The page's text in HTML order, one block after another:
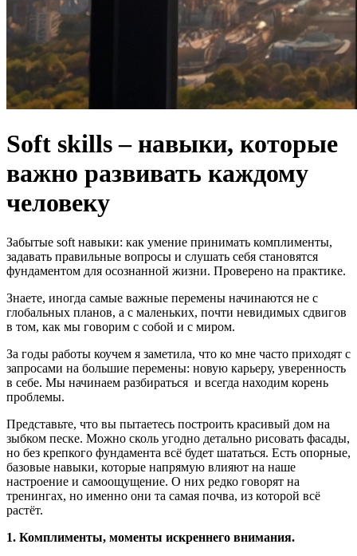
Soft skills – навыки, которые
важно развивать каждому
человеку
Забытые soft навыки: как умение принимать комплименты,
задавать правильные вопросы и слушать себя становятся
фундаментом для осознанной жизни. Проверено на практике.
Знаете, иногда самые важные перемены начинаются не с
глобальных планов, а с маленьких, почти невидимых сдвигов
в том, как мы говорим с собой и с миром.
За годы работы коучем я заметила, что ко мне часто приходят с
запросами на большие перемены: новую карьеру, уверенность
в себе. Мы начинаем разбираться и всегда находим корень
проблемы.
Представьте, что вы пытаетесь построить красивый дом на
зыбком песке. Можно сколь угодно детально рисовать фасады,
но без крепкого фундамента всё будет шататься. Есть опорные,
базовые навыки, которые напрямую влияют на наше
настроение и самоощущение. О них редко говорят на
тренингах, но именно они та самая почва, из которой всё
растёт.
1. Комплименты, моменты искреннего внимания.